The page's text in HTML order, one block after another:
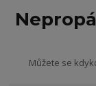
Můžete se